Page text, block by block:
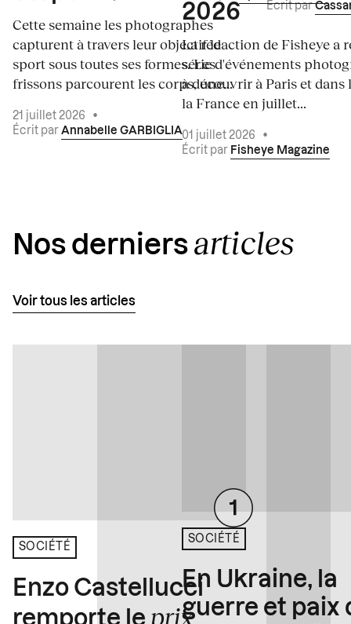
Cette semaine les photographes
capturent à travers leur objectif le
sport sous toutes ses formes. Les
frissons parcourent les corps, une...
21 juillet 2026
•
Écrit par Annabelle GARBIGLIA
2026
La rédaction de Fisheye a
série d'événements
à découvrir à Paris et dans
la France en juillet...
01 juillet 2026
•
Écrit par Fisheye Magazine
Écrit par
Nos derniers articles
Voir tous les articles
SOCIÉTÉ
Enzo Castellucci
remporte le prix
SOCIÉTÉ
En Ukraine, la
guerre et paix